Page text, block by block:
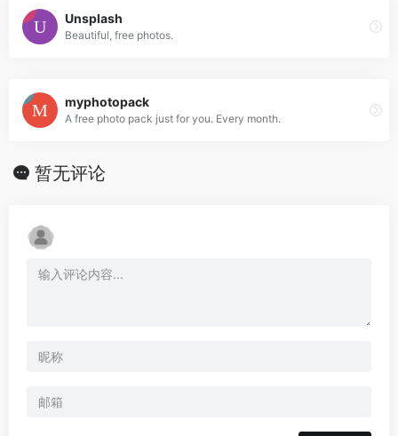
Unsplash
Beautiful, free photos.
myphotopack
A free photo pack just for you. Every month.
暂无评论